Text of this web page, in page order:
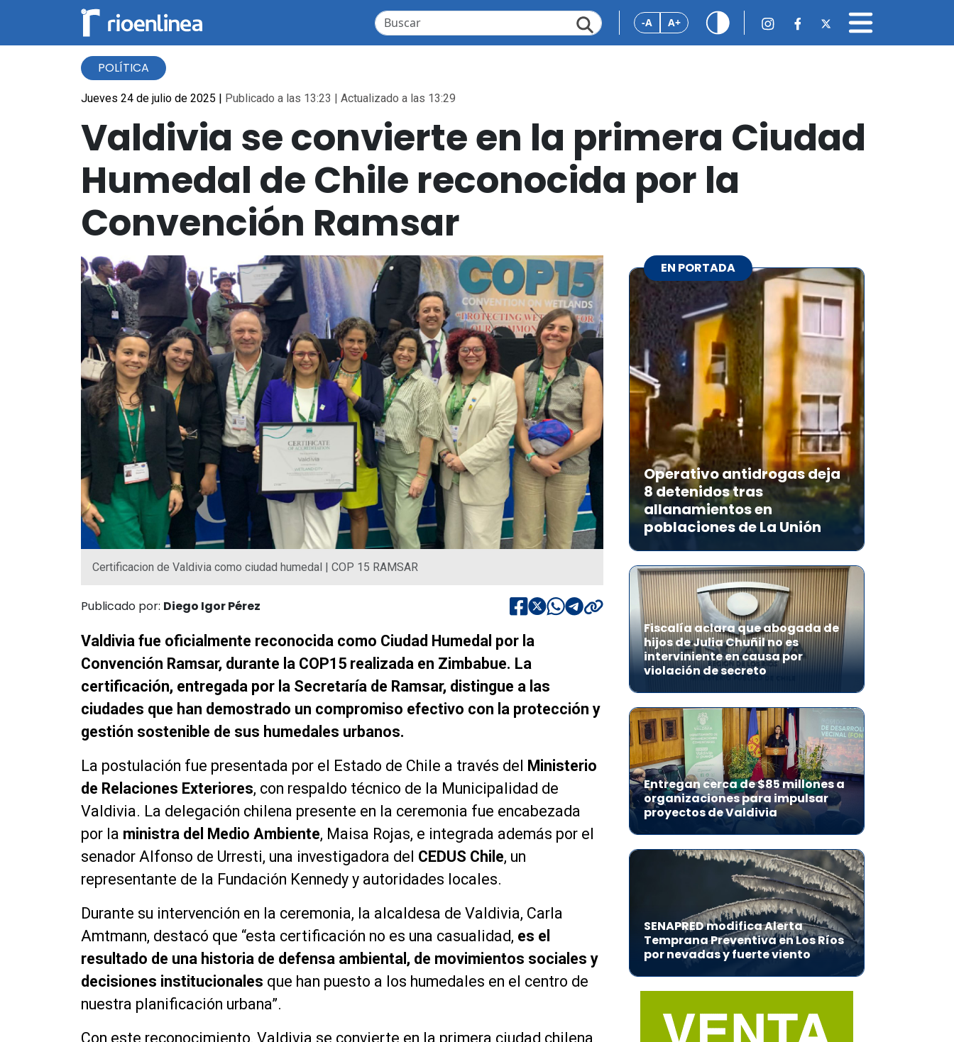
-A A+
POLÍTICA
Jueves 24 de julio de 2025 | Publicado a las 13:23 | Actualizado a las 13:29
Valdivia se convierte en la primera Ciudad
Humedal de Chile reconocida por la
Convención Ramsar
Certificacion de Valdivia como ciudad humedal | COP 15 RAMSAR
Publicado por: Diego Igor Pérez
Valdivia fue oficialmente reconocida como Ciudad Humedal por la
Convención Ramsar, durante la COP15 realizada en Zimbabue. La
certificación, entregada por la Secretaría de Ramsar, distingue a las
ciudades que han demostrado un compromiso efectivo con la protección y
gestión sostenible de sus humedales urbanos.
La postulación fue presentada por el Estado de Chile a través del Ministerio
de Relaciones Exteriores, con respaldo técnico de la Municipalidad de
Valdivia. La delegación chilena presente en la ceremonia fue encabezada
por la ministra del Medio Ambiente, Maisa Rojas, e integrada además por el
senador Alfonso de Urresti, una investigadora del CEDUS Chile, un
representante de la Fundación Kennedy y autoridades locales.
Durante su intervención en la ceremonia, la alcaldesa de Valdivia, Carla
Amtmann, destacó que “esta certificación no es una casualidad, es el
resultado de una historia de defensa ambiental, de movimientos sociales y
decisiones institucionales que han puesto a los humedales en el centro de
nuestra planificación urbana”.
Con este reconocimiento, Valdivia se convierte en la primera ciudad chilena
EN PORTADA
Operativo antidrogas deja
8 detenidos tras
allanamientos en
poblaciones de La Unión
Fiscalía aclara que abogada de
hijos de Julia Chuñil no es
interviniente en causa por
violación de secreto
Entregan cerca de $85 millones a
organizaciones para impulsar
proyectos de Valdivia
SENAPRED modifica Alerta
Temprana Preventiva en Los Ríos
por nevadas y fuerte viento